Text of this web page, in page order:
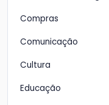
Compras
Comunicação
Cultura
Educação